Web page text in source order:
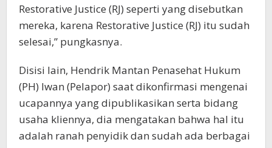
Restorative Justice (RJ) seperti yang disebutkan
mereka, karena Restorative Justice (RJ) itu sudah
selesai,” pungkasnya.
Disisi lain, Hendrik Mantan Penasehat Hukum
(PH) Iwan (Pelapor) saat dikonfirmasi mengenai
ucapannya yang dipublikasikan serta bidang
usaha kliennya, dia mengatakan bahwa hal itu
adalah ranah penyidik dan sudah ada berbagai